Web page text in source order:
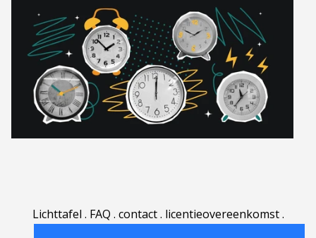
Lichttafel . FAQ . contact. licentieovereenkomst.